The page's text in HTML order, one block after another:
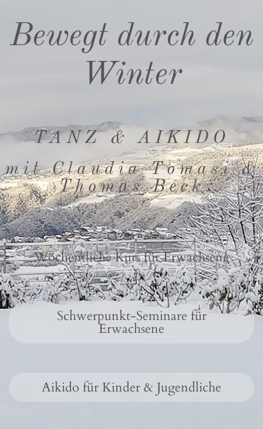
Bewegt durch den
Winter
TANZ & AIKIDO
mit Claudia Tomasi &
Thomas Beck
Wöchentliche Kurs für Erwachsene
Schwerpunkt-Seminare für
Erwachsene
Aikido für Kinder & Jugendliche